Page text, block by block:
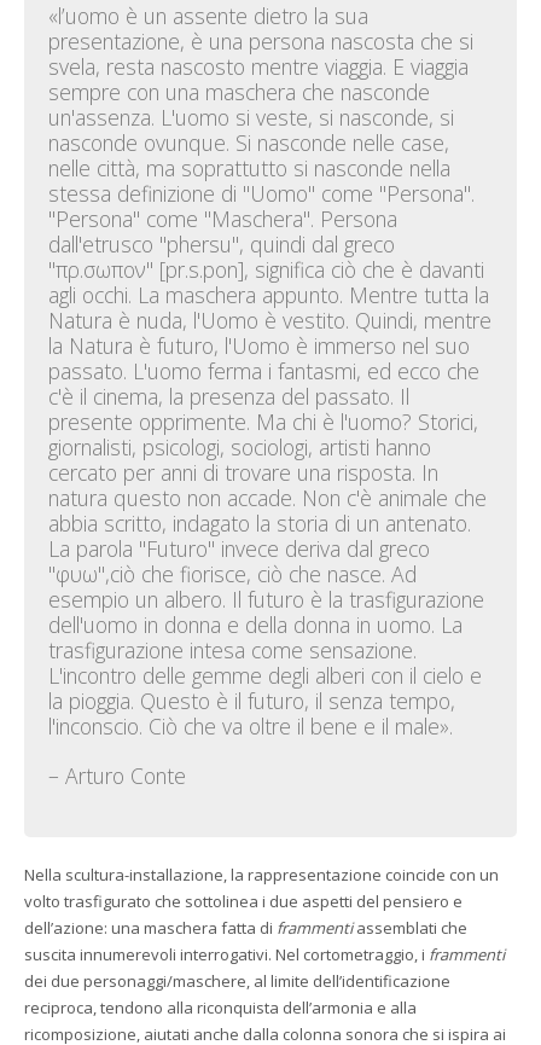
«l’uomo è un assente dietro la sua
presentazione, è una persona nascosta che si
svela, resta nascosto mentre viaggia. E viaggia
sempre con una maschera che nasconde
un'assenza. L'uomo si veste, si nasconde, si
nasconde ovunque. Si nasconde nelle case,
nelle città, ma soprattutto si nasconde nella
stessa definizione di "Uomo" come "Persona".
"Persona" come "Maschera". Persona
dall'etrusco "phersu", quindi dal greco
"πρ.σωπον" [pr.s.pon], significa ciò che è davanti
agli occhi. La maschera appunto. Mentre tutta la
Natura è nuda, l'Uomo è vestito. Quindi, mentre
la Natura è futuro, l'Uomo è immerso nel suo
passato. L'uomo ferma i fantasmi, ed ecco che
c'è il cinema, la presenza del passato. Il
presente opprimente. Ma chi è l'uomo? Storici,
giornalisti, psicologi, sociologi, artisti hanno
cercato per anni di trovare una risposta. In
natura questo non accade. Non c'è animale che
abbia scritto, indagato la storia di un antenato.
La parola "Futuro" invece deriva dal greco
"φυω",ciò che fiorisce, ciò che nasce. Ad
esempio un albero. Il futuro è la trasfigurazione
dell'uomo in donna e della donna in uomo. La
trasfigurazione intesa come sensazione.
L'incontro delle gemme degli alberi con il cielo e
la pioggia. Questo è il futuro, il senza tempo,
l'inconscio. Ciò che va oltre il bene e il male».
– Arturo Conte
Nella scultura-installazione, la rappresentazione coincide con un
volto trasfigurato che sottolinea i due aspetti del pensiero e
dell’azione: una maschera fatta di frammentiassemblati che
suscita innumerevoli interrogativi. Nel cortometraggio, i frammenti
dei due personaggi/maschere, al limite dell’identificazione
reciproca, tendono alla riconquista dell’armonia e alla
ricomposizione, aiutati anche dalla colonna sonora che si ispira ai